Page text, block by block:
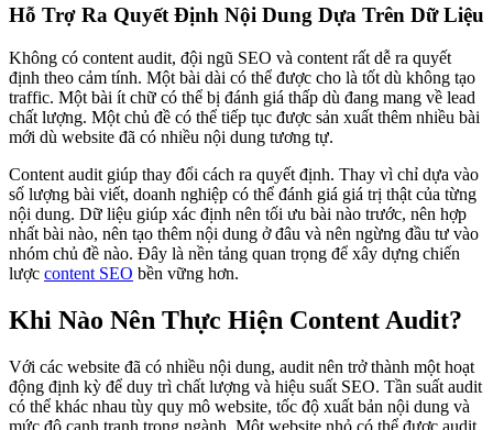
Hỗ Trợ Ra Quyết Định Nội Dung Dựa Trên Dữ Liệu
Không có content audit, đội ngũ SEO và content rất dễ ra quyết
định theo cảm tính. Một bài dài có thể được cho là tốt dù không tạo
traffic. Một bài ít chữ có thể bị đánh giá thấp dù đang mang về lead
chất lượng. Một chủ đề có thể tiếp tục được sản xuất thêm nhiều bài
mới dù website đã có nhiều nội dung tương tự.
Content audit giúp thay đổi cách ra quyết định. Thay vì chỉ dựa vào
số lượng bài viết, doanh nghiệp có thể đánh giá giá trị thật của từng
nội dung. Dữ liệu giúp xác định nên tối ưu bài nào trước, nên hợp
nhất bài nào, nên tạo thêm nội dung ở đâu và nên ngừng đầu tư vào
nhóm chủ đề nào. Đây là nền tảng quan trọng để xây dựng chiến
lược content SEO bền vững hơn.
Khi Nào Nên Thực Hiện Content Audit?
Với các website đã có nhiều nội dung, audit nên trở thành một hoạt
động định kỳ để duy trì chất lượng và hiệu suất SEO. Tần suất audit
có thể khác nhau tùy quy mô website, tốc độ xuất bản nội dung và
mức độ cạnh tranh trong ngành. Một website nhỏ có thể được audit